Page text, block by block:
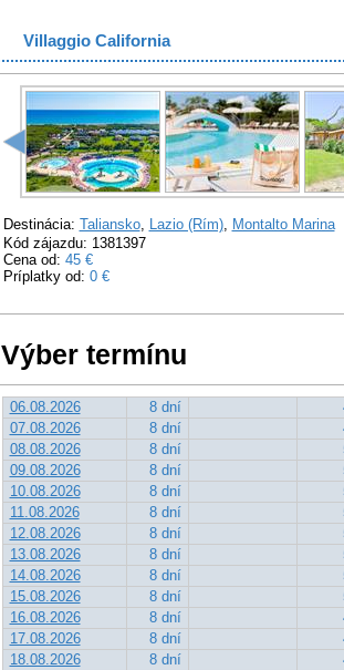
Villaggio California
Destinácia: Taliansko, Lazio (Rím), Montalto Marina
Kód zájazdu: 1381397
Cena od: 45 €
Príplatky od: 0 €
Výber termínu
06.08.2026 8 dní
07.08.2026
8 dní
08.08.2026
8 dní
09.08.2026
8 dní
10.08.2026
8 dní
11.08.2026
8 dní
12.08.2026
8 dní
13.08.2026
8 dní
14.08.2026
8 dní
15.08.2026
8 dní
16.08.2026
8 dní
17.08.2026
8 dní
18.08.2026
8 dní